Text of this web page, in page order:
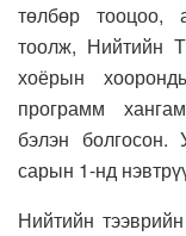
төлбөр тооцоо,
тоолж, Нийтийн
хоёрын
программ
бэлэн болгосон.
сарын 1-нд
Нийтийн